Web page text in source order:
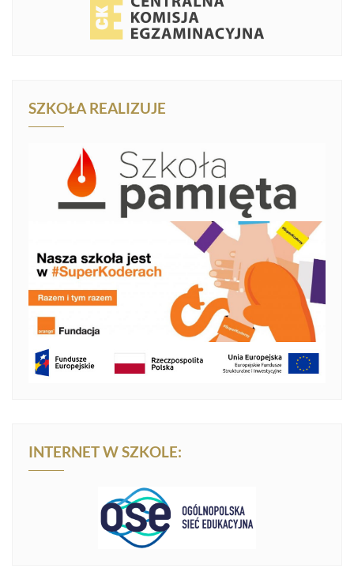
SZKOŁA REALIZUJE
INTERNET W SZKOLE: